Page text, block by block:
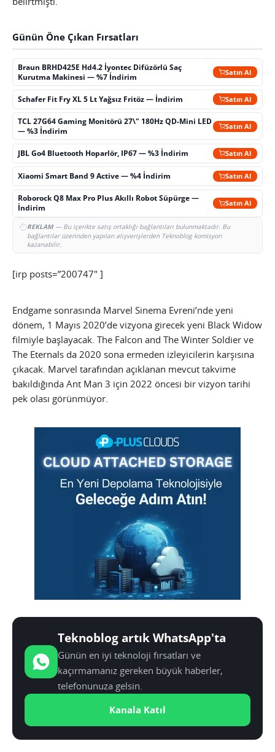
Günün Öne Çıkan Fırsatları
Braun BRHD425E Hd4.2 İyontec Difüzörlü Saç
Kurutma Makinesi — %7 İndirim
Satın Al
Schafer Fit Fry XL 5 Lt Yağsız Fritöz — İndirim Satın Al
TCL 27G64 Gaming Monitörü 27\" 180Hz QD-Mini LED
— %3 İndirim
Satın Al
JBL Go4 Bluetooth Hoparlör, IP67 — %3 İndirim Satın Al
Xiaomi Smart Band 9 Active — %4 İndirim Satın Al
Roborock Q8 Max Pro Plus Akıllı Robot Süpürge —
İndirim
Satın Al
REKLAM— Bu içerikte satış ortaklığı bağlantıları bulunmaktadır. Bu
bağlantılar üzerinden yapılan alışverişlerden Teknoblog komisyon
kazanabilir.
[irp posts=”200747″ ]
Endgame sonrasında Marvel Sinema Evreni’nde yeni
dönem, 1 Mayıs 2020’de vizyona girecek yeni Black Widow
filmiyle başlayacak. The Falcon and The Winter Soldier ve
The Eternals da 2020 sona ermeden izleyicilerin karşısına
çıkacak. Marvel tarafından açıklanan mevcut takvime
bakıldığında Ant Man 3 için 2022 öncesi bir vizyon tarihi
pek olası görünmüyor.
Teknoblog artık WhatsApp'ta
Günün en iyi teknoloji fırsatları ve
kaçırmamanız gereken büyük haberler,
telefonunuza gelsin.
Kanala Katıl